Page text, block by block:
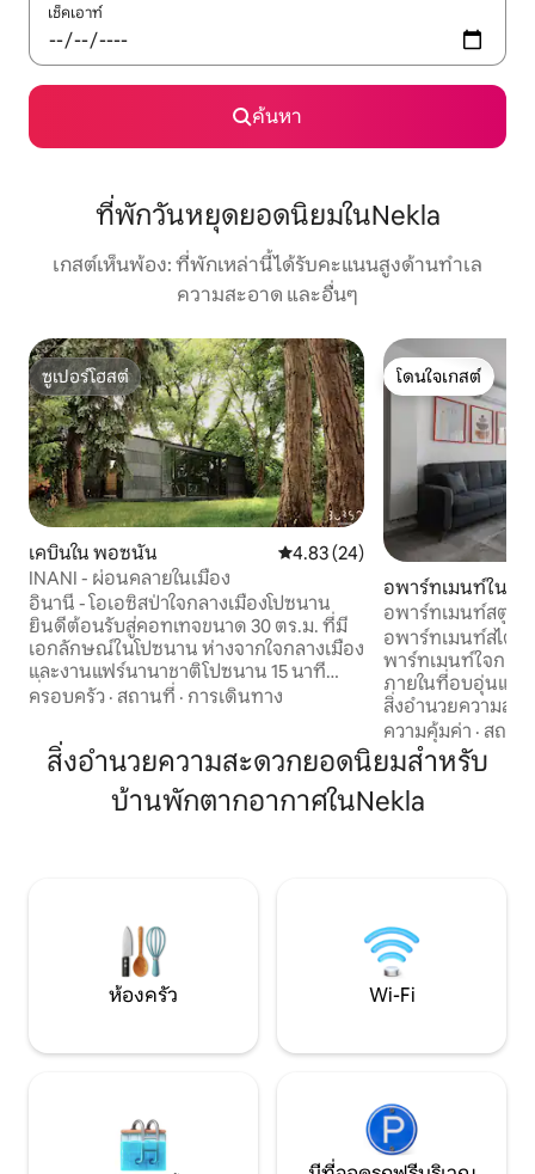
เช็คเอาท์
ค้นหา
ที่พักวันหยุดยอดนิยมในNekla
เกสต์เห็นพ้อง: ที่พักเหล่านี้ได้รับคะแนนสูงด้านทำเล
ความสะอาด และอื่นๆ
ซูเปอร์โฮสต์
ซูเปอร์โฮสต์
เคบินใน พอซนัน คะแนนเฉลี่ย 4.83 จาก 5, 24 รีวิว
4.83 (24)
INANI - ผ่อนคลายในเมือง
อินานี - โอเอซิสป่าใจกลางเมืองโปซนาน
ยินดีต้อนรับสู่คอทเทจขนาด 30 ตร.ม. ที่มี
เอกลักษณ์ในโปซนาน ห่างจากใจกลางเมือง
และงานแฟร์นานาชาติโปซนาน 15 นาที
ที่พักได้รับการออกแบบโดยสถาปนิก มีหน้า
อุปกรณ์ครบครัน และห้องน้ำ ในสวนขนาด
700 ตารางเมตร: ระเบียง หลุมก่อกองไฟ
เปลญวน ต้นไม้ผล และเสียงนกร้อง เตียง
พับเก็บไว้ในตู้เสื้อผ้า เครื่องซักผ้า โต๊ะ และตู้
ครอบครัว · สถานที่ · การเดินทาง
โดนใจเกสต์
โดนใจเกสต์
อพาร์ทเมนท์ใน
อพาร์ทเมนท์สตูดิ
อพาร์ทเมนท์สไตล์
พาร์ทเมนท์ใจกลา
ภายในที่อบอุ่นแล
สิ่งอำนวยความสะ
อย่างสะดวกสบาย
คน รับกุญแจได้ที่แผนกต้อนรับที่ทางเข้า
หลักของอาคาร
ตั้งแต่ 15:00 น. ถึง 22:00 น.
ความคุ้มค่า · สถาน
สิ่งอำนวยความสะดวกยอดนิยมสำหรับ
บ้านพักตากอากาศในNekla
ห้องครัว Wi-Fi